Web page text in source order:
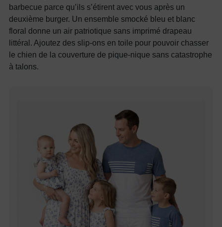
barbecue parce qu’ils s’étirent avec vous après un
deuxième burger. Un ensemble smocké bleu et blanc
floral donne un air patriotique sans imprimé drapeau
littéral. Ajoutez des slip-ons en toile pour pouvoir chasser
le chien de la couverture de pique-nique sans catastrophe
à talons.